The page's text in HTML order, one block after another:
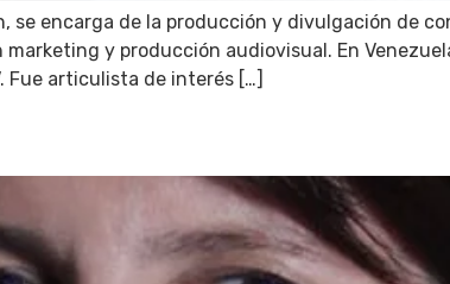
se encarga de la producción y divulgación de
marketing y producción audiovisual. En
Fue articulista de interés […]